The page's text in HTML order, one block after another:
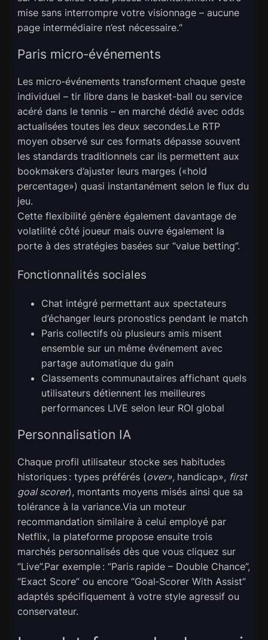
mise sans interrompre votre visionnage – aucune
page intermédiaire n’est nécessaire.“
Paris micro‑événements
Les micro‑événements transforment chaque geste
individuel – tir libre dans le basket-ball ou service
acéré dans le tennis – en marché dédié avec odds
actualisées toutes les deux secondes.Le RTP
moyen observé sur ces formats dépasse souvent
les standards traditionnels car ils permettent aux
bookmakers d’ajuster leurs marges («​hold
percentage​») quasi instantanément selon le flux du
jeu.
Cette flexibilité génère également davantage de
volatilité côté joueur mais ouvre également la
porte à des stratégies basées sur “value betting”.
Fonctionnalités sociales
Chat intégré permettant aux spectateurs
d’échanger leurs pronostics pendant le match
Paris collectifs où plusieurs amis misent
ensemble sur un même événement avec
partage automatique du gain
Classements communautaires affichant quels
utilisateurs détiennent les meilleures
performances LIVE selon leur ROI global
Personnalisation IA
Chaque profil utilisateur stocke ses habitudes
historiques : types préférés (over», handicap», first
goal scorer), montants moyens misés ainsi que sa
tolérance à la variance.Via un moteur
recommandation similaire à celui employé par
Netflix, la plateforme propose ensuite trois
marchés personnalisés dès que vous cliquez sur
“Live”.Par exemple : “Paris rapide – Double Chance”,
“Exact Score” ou encore “Goal‑Scorer With Assist”
adaptés spécifiquement à votre style agressif ou
conservateur.